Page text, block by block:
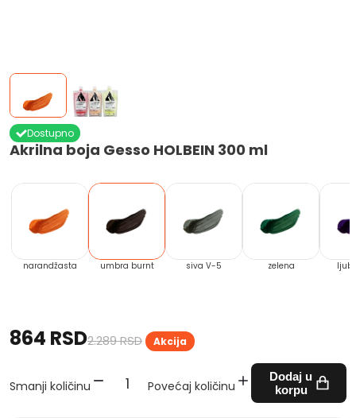
Akrilna boja Gesso HOLBEIN 300 ml
Dostupno
narandžasta umbra burnt siva V-5 zelena
864 RSD2.289 RSD Akcija
Smanji količinu Povećaj količinu
Dodaj u
korpu